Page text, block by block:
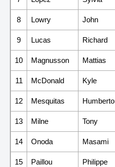
8 Lowry John
9 Lucas Richard
10 Magnusson Mattias
11 McDonald Kyle
12 Mesquitas Humberto
13 Milne Tony
14 Onoda Masami
15 Paillou Philippe